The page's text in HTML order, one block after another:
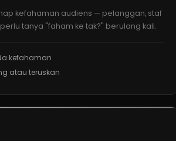
kefahaman audiens — pelanggan, staf
tanya "faham ke tak?" berulang kali.
kefahaman
atau teruskan